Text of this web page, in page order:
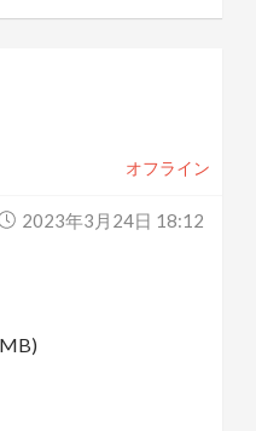
オフライン
2023年3月24日 18:12